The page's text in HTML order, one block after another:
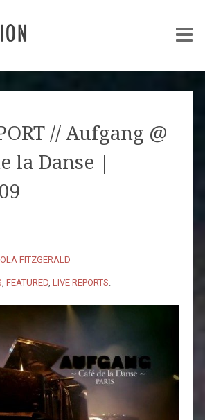
// Aufgang @
la Danse |
FITZGERALD
FEATURED, LIVE REPORTS